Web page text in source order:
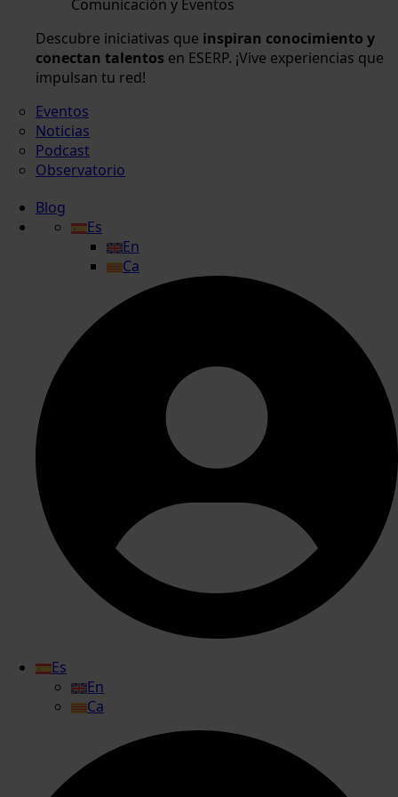
Comunicación y Eventos
Descubre iniciativas que inspiran conocimiento y
conectan talentos en ESERP. ¡Vive experiencias que
impulsan tu red!
Eventos
Noticias
Podcast
Observatorio
Blog
Es
En
Ca
Es
En
Ca